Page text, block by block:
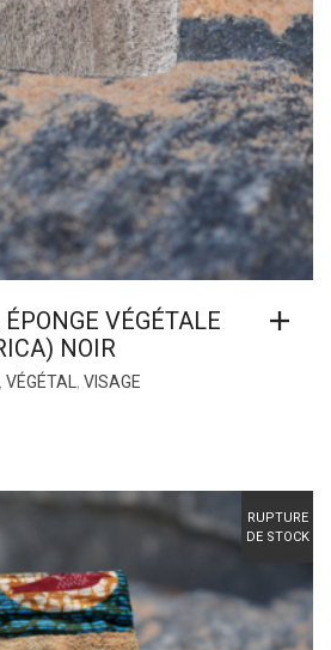
VÉGÉTALE
NOIR
VÉGÉTAL VISAGE
RUPTURE
DE STOCK